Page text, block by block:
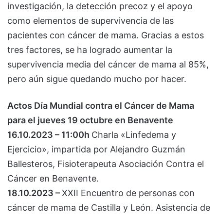
investigación, la detección precoz y el apoyo
como elementos de supervivencia de las
pacientes con cáncer de mama. Gracias a estos
tres factores, se ha logrado aumentar la
supervivencia media del cáncer de mama al 85%,
pero aún sigue quedando mucho por hacer.
Actos Día Mundial contra el Cáncer de Mama
para el jueves 19 octubre en Benavente
16.10.2023 – 11:00h Charla «Linfedema y
Ejercicio», impartida por Alejandro Guzmán
Ballesteros, Fisioterapeuta Asociación Contra el
Cáncer en Benavente.
18.10.2023 –XXII Encuentro de personas con
cáncer de mama de Castilla y León. Asistencia de